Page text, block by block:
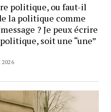
politique, ou faut-il
la politique comme
? Je peux écrire
soit une “une”
2026